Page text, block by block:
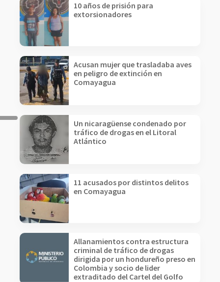
10 años de prisión para
extorsionadores
Acusan mujer que trasladaba aves
en peligro de extinción en
Comayagua
Un nicaragüense condenado por
tráfico de drogas en el Litoral
Atlántico
11 acusados por distintos delitos
en Comayagua
Allanamientos contra estructura
criminal de tráfico de drogas
dirigida por un hondureño preso en
Colombia y socio de lider
extraditado del Cartel del Golfo